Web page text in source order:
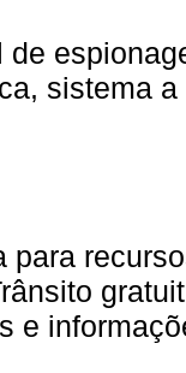
sistema
para
e